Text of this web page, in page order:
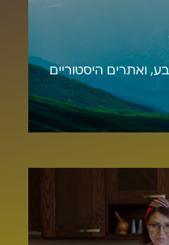
ואתרים היסטוריים.